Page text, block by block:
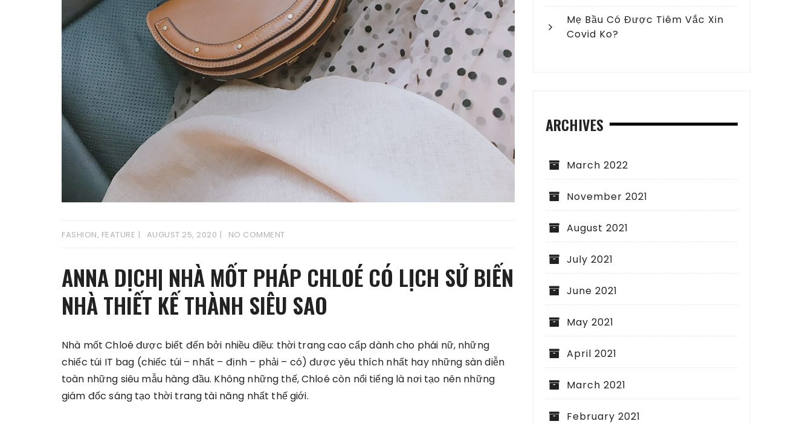
FASHION, FEATURE AUGUST 25, 2020 NO COMMENT
ANNA DỊCH| NHÀ MỐT PHÁP CHLOÉ CÓ LỊCH SỬ BIẾN
NHÀ THIẾT KẾ THÀNH SIÊU SAO
Nhà mốt Chloé được biết đến bởi nhiều điều: thời trang cao cấp dành cho phái nữ, những
chiếc túi IT bag (chiếc túi – nhất – định – phải – có) được yêu thích nhất hay những sàn diễn
toàn những siêu mẫu hàng đầu. Không những thế, Chloé còn nổi tiếng là nơi tạo nên những
giám đốc sáng tạo thời trang tài năng nhất thế giới.
Mẹ Bầu Có Được Tiêm Vắc Xin
Covid Ko?
ARCHIVES
March 2022
November 2021
August 2021
July 2021
June 2021
May 2021
April 2021
March 2021
February 2021